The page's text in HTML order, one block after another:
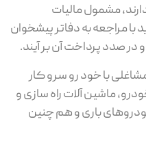
مشمول مالیات
مراجعه به دفاتر پیشخوان
در صدد پرداخت آن بر آیند.
با خود رو سرو کار
ماشین آلات راه سازی و
باری و هم چنین